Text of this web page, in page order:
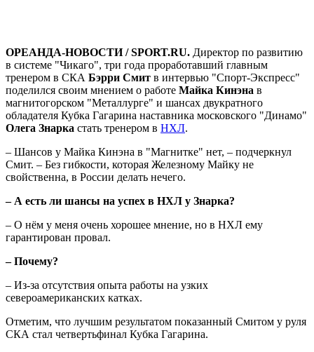
ОРЕАНДА-НОВОСТИ / SPORT.RU. Директор по развитию
в системе "Чикаго", три года проработавший главным
тренером в СКА Бэрри Смит в интервью "Спорт-Экспресс"
поделился своим мнением о работе Майка Кинэна в
магнитогорском "Металлурге" и шансах двукратного
обладателя Кубка Гагарина наставника московского "Динамо"
Олега Знарка стать тренером в НХЛ.
– Шансов у Майка Кинэна в "Магнитке" нет, – подчеркнул
Смит. – Без гибкости, которая Железному Майку не
свойственна, в России делать нечего.
– А есть ли шансы на успех в НХЛ у Знарка?
– О нём у меня очень хорошее мнение, но в НХЛ ему
гарантирован провал.
– Почему?
– Из-за отсутствия опыта работы на узких
североамериканских катках.
Отметим, что лучшим результатом показанный Смитом у руля
СКА стал четвертьфинал Кубка Гагарина.